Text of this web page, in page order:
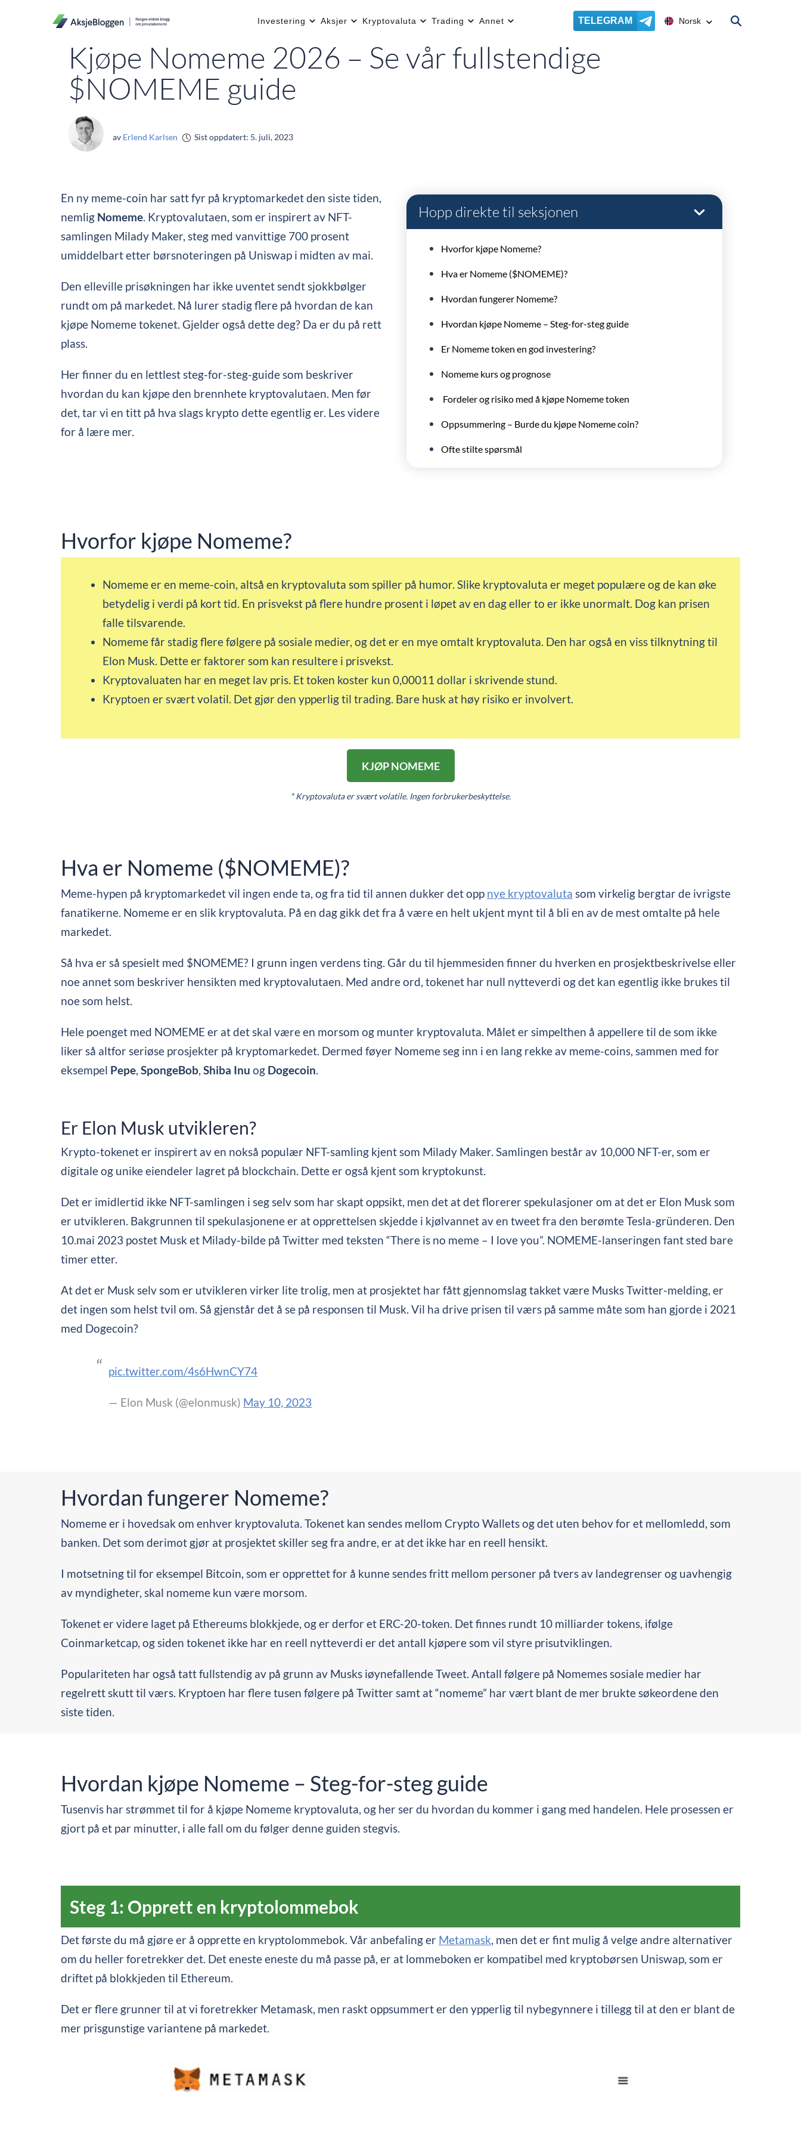
Investering Aksjer Kryptovaluta Trading Annet TELEGRAM Norsk
Kjøpe Nomeme 2026 – Se vår fullstendige
$NOMEME guide
av Erlend Karlsen Sist oppdatert: 5. juli, 2023
En ny meme-coin har satt fyr på kryptomarkedet den siste tiden,
nemlig Nomeme. Kryptovalutaen, som er inspirert av NFT-
samlingen Milady Maker, steg med vanvittige 700 prosent
umiddelbart etter børsnoteringen på Uniswap i midten av mai.
Den elleville prisøkningen har ikke uventet sendt sjokkbølger
rundt om på markedet. Nå lurer stadig flere på hvordan de kan
kjøpe Nomeme tokenet. Gjelder også dette deg? Da er du på rett
plass.
Her finner du en lettlest steg-for-steg-guide som beskriver
hvordan du kan kjøpe den brennhete kryptovalutaen. Men før
det, tar vi en titt på hva slags krypto dette egentlig er. Les videre
for å lære mer.
Hopp direkte til seksjonen
Hvorfor kjøpe Nomeme?
Hva er Nomeme ($NOMEME)?
Hvordan fungerer Nomeme?
Hvordan kjøpe Nomeme – Steg-for-steg guide
Er Nomeme token en god investering?
Nomeme kurs og prognose
Fordeler og risiko med å kjøpe Nomeme token
Oppsummering – Burde du kjøpe Nomeme coin?
Ofte stilte spørsmål
Hvorfor kjøpe Nomeme?
Nomeme er en meme-coin, altså en kryptovaluta som spiller på humor. Slike kryptovaluta er meget populære og de kan øke
betydelig i verdi på kort tid. En prisvekst på flere hundre prosent i løpet av en dag eller to er ikke unormalt. Dog kan prisen
falle tilsvarende.
Nomeme får stadig flere følgere på sosiale medier, og det er en mye omtalt kryptovaluta. Den har også en viss tilknytning til
Elon Musk. Dette er faktorer som kan resultere i prisvekst.
Kryptovaluaten har en meget lav pris. Et token koster kun 0,00011 dollar i skrivende stund.
Kryptoen er svært volatil. Det gjør den ypperlig til trading. Bare husk at høy risiko er involvert.
KJØP NOMEME
* Kryptovaluta er svært volatile. Ingen forbrukerbeskyttelse.
Hva er Nomeme ($NOMEME)?
Meme-hypen på kryptomarkedet vil ingen ende ta, og fra tid til annen dukker det opp nye kryptovaluta som virkelig bergtar de ivrigste
fanatikerne. Nomeme er en slik kryptovaluta. På en dag gikk det fra å være en helt ukjent mynt til å bli en av de mest omtalte på hele
markedet.
Så hva er så spesielt med $NOMEME? I grunn ingen verdens ting. Går du til hjemmesiden finner du hverken en prosjektbeskrivelse eller
noe annet som beskriver hensikten med kryptovalutaen. Med andre ord, tokenet har null nytteverdi og det kan egentlig ikke brukes til
noe som helst.
Hele poenget med NOMEME er at det skal være en morsom og munter kryptovaluta. Målet er simpelthen å appellere til de som ikke
liker så altfor seriøse prosjekter på kryptomarkedet. Dermed føyer Nomeme seg inn i en lang rekke av meme-coins, sammen med for
eksempel Pepe, SpongeBob, Shiba Inu og Dogecoin.
Er Elon Musk utvikleren?
Krypto-tokenet er inspirert av en nokså populær NFT-samling kjent som Milady Maker. Samlingen består av 10,000 NFT-er, som er
digitale og unike eiendeler lagret på blockchain. Dette er også kjent som kryptokunst.
Det er imidlertid ikke NFT-samlingen i seg selv som har skapt oppsikt, men det at det florerer spekulasjoner om at det er Elon Musk som
er utvikleren. Bakgrunnen til spekulasjonene er at opprettelsen skjedde i kjølvannet av en tweet fra den berømte Tesla-gründeren. Den
10.mai 2023 postet Musk et Milady-bilde på Twitter med teksten “There is no meme – I love you”. NOMEME-lanseringen fant sted bare
timer etter.
At det er Musk selv som er utvikleren virker lite trolig, men at prosjektet har fått gjennomslag takket være Musks Twitter-melding, er
det ingen som helst tvil om. Så gjenstår det å se på responsen til Musk. Vil ha drive prisen til værs på samme måte som han gjorde i 2021
med Dogecoin?
pic.twitter.com/4s6HwnCY74
— Elon Musk (@elonmusk) May 10, 2023
Hvordan fungerer Nomeme?
Nomeme er i hovedsak om enhver kryptovaluta. Tokenet kan sendes mellom Crypto Wallets og det uten behov for et mellomledd, som
banken. Det som derimot gjør at prosjektet skiller seg fra andre, er at det ikke har en reell hensikt.
I motsetning til for eksempel Bitcoin, som er opprettet for å kunne sendes fritt mellom personer på tvers av landegrenser og uavhengig
av myndigheter, skal nomeme kun være morsom.
Tokenet er videre laget på Ethereums blokkjede, og er derfor et ERC-20-token. Det finnes rundt 10 milliarder tokens, ifølge
Coinmarketcap, og siden tokenet ikke har en reell nytteverdi er det antall kjøpere som vil styre prisutviklingen.
Populariteten har også tatt fullstendig av på grunn av Musks iøynefallende Tweet. Antall følgere på Nomemes sosiale medier har
regelrett skutt til værs. Kryptoen har flere tusen følgere på Twitter samt at “nomeme” har vært blant de mer brukte søkeordene den
siste tiden.
Hvordan kjøpe Nomeme – Steg-for-steg guide
Tusenvis har strømmet til for å kjøpe Nomeme kryptovaluta, og her ser du hvordan du kommer i gang med handelen. Hele prosessen er
gjort på et par minutter, i alle fall om du følger denne guiden stegvis.
Steg 1: Opprett en kryptolommebok
Det første du må gjøre er å opprette en kryptolommebok. Vår anbefaling er Metamask, men det er fint mulig å velge andre alternativer
om du heller foretrekker det. Det eneste eneste du må passe på, er at lommeboken er kompatibel med kryptobørsen Uniswap, som er
driftet på blokkjeden til Ethereum.
Det er flere grunner til at vi foretrekker Metamask, men raskt oppsummert er den ypperlig til nybegynnere i tillegg til at den er blant de
mer prisgunstige variantene på markedet.